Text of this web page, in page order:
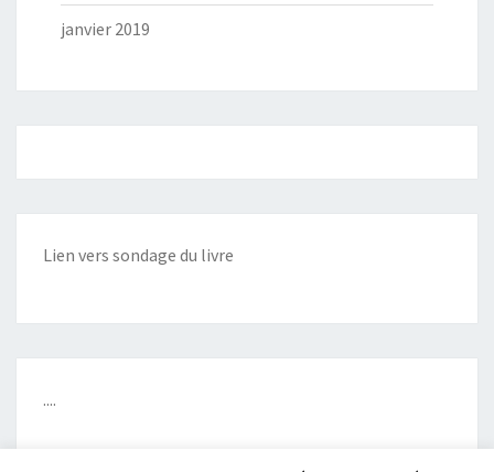
janvier 2019
Lien vers sondage du livre
....